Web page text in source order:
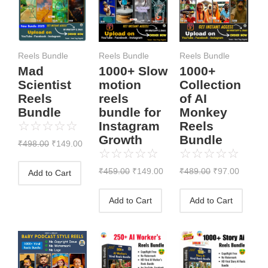
Reels Bundle
Mad
Scientist
Reels
Bundle
☆☆☆☆☆
₹498.00
was:
₹498.00.
₹149.00
is:
₹149.00.
Add to Cart
Reels Bundle
1000+ Slow
motion
reels
bundle for
Instagram
Growth
☆☆☆☆☆
₹459.00
was:
₹459.00.
₹149.00
is:
₹149.00.
Add to Cart
Reels Bundle
1000+
Collection
of AI
Monkey
Reels
Bundle
☆☆☆☆☆
₹489.00
was:
₹489.00.
₹97.00
is:
₹97.00.
Add to Cart
Original
price
Current
price
Original
price
Current
price
Original
price
price